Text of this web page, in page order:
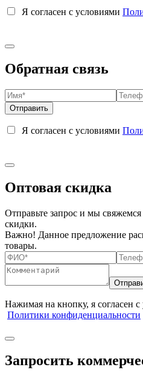
Я согласен с условиями
Обратная связь
Я согласен с условиями
Оптовая скидка
Отправьте запрос и мы
скидки.
Важно! Данное предложение
товары.
Нажимая на кнопку, я согласен
Политики конфиденциальности
Запросить